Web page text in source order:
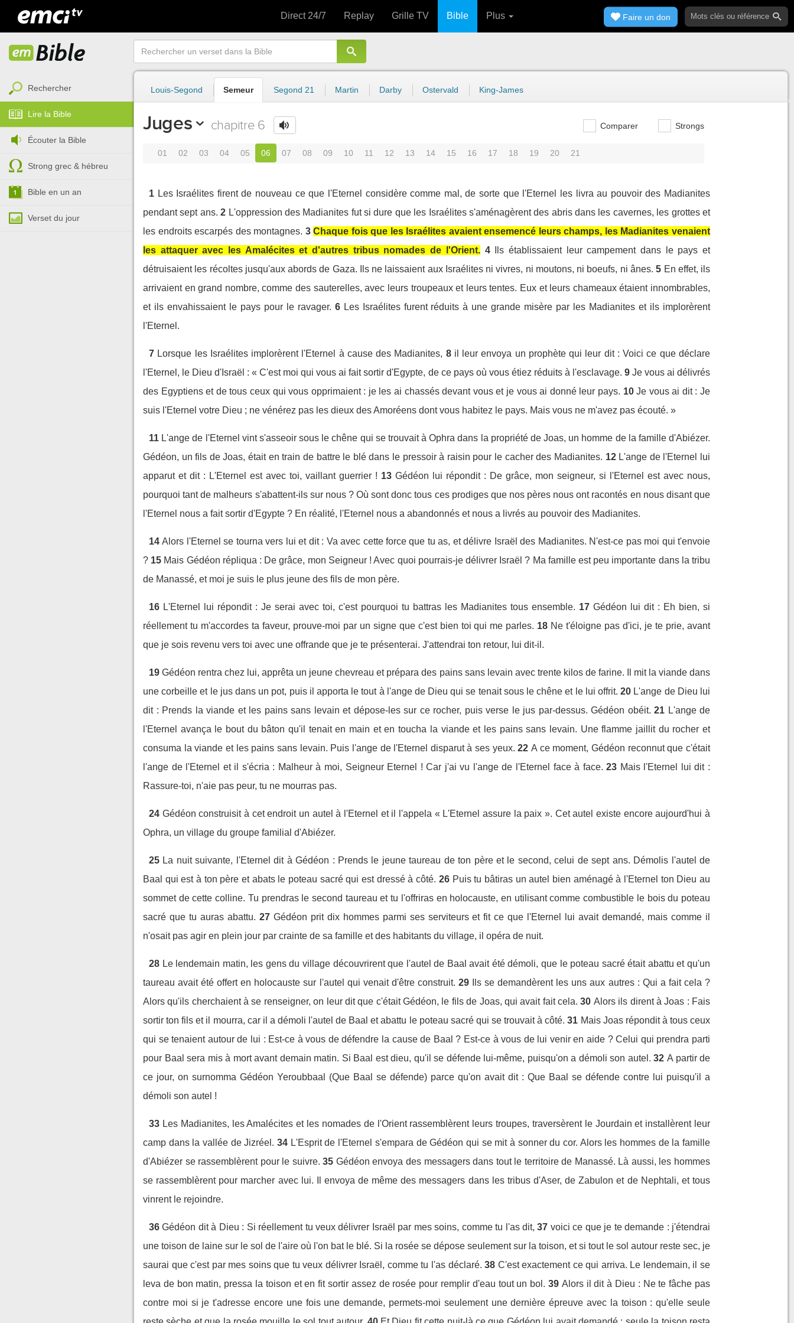
Direct 24/7 Replay Grille TV Bible Plus Faire un don
Rechercher
Lire la Bible
Écouter la Bible
Strong grec & hébreu
Bible en un an
Verset du jour
Louis-Segond Semeur Segond 21 Martin Darby Ostervald King-James
Juges chapitre 6 Comparer Strongs
01 02 03 04 05 06 07 08 09 10 11 12 13 14 15 16 17 18 19 20 21
1 Les Israélites firent de nouveau ce que l'Eternel considère comme mal, de sorte que l'Eternel les livra au pouvoir des Madianites
pendant sept ans. 2 L'oppression des Madianites fut si dure que les Israélites s'aménagèrent des abris dans les cavernes, les grottes et
les endroits escarpés des montagnes. 3 Chaque fois que les Israélites avaient ensemencé leurs champs, les Madianites venaient
les attaquer avec les Amalécites et d'autres tribus nomades de l'Orient. 4
Ils établissaient leur campement dans le pays et
détruisaient les récoltes jusqu'aux abords de Gaza. Ils ne laissaient aux Israélites ni vivres, ni moutons, ni boeufs, ni ânes. 5 En effet, ils
arrivaient en grand nombre, comme des sauterelles, avec leurs troupeaux et leurs tentes. Eux et leurs chameaux étaient innombrables,
et ils envahissaient le pays pour le ravager. 6 Les Israélites furent réduits à une grande misère par les Madianites et ils implorèrent
l'Eternel.
7 Lorsque les Israélites implorèrent l'Eternel à cause des Madianites, 8 il leur envoya un prophète qui leur dit : Voici ce que déclare
l'Eternel, le Dieu d'Israël : « C'est moi qui vous ai fait sortir d'Egypte, de ce pays où vous étiez réduits à l'esclavage. 9 Je vous ai délivrés
des Egyptiens et de tous ceux qui vous opprimaient : je les ai chassés devant vous et je vous ai donné leur pays. 10 Je vous ai dit : Je
suis l'Eternel votre Dieu ; ne vénérez pas les dieux des Amoréens dont vous habitez le pays. Mais vous ne m'avez pas écouté. »
11 L'ange de l'Eternel vint s'asseoir sous le chêne qui se trouvait à Ophra dans la propriété de Joas, un homme de la famille d'Abiézer.
Gédéon, un fils de Joas, était en train de battre le blé dans le pressoir à raisin pour le cacher des Madianites. 12 L'ange de l'Eternel lui
apparut et dit : L'Eternel est avec toi, vaillant guerrier ! 13 Gédéon lui répondit : De grâce, mon seigneur, si l'Eternel est avec nous,
pourquoi tant de malheurs s'abattent-ils sur nous ? Où sont donc tous ces prodiges que nos pères nous ont racontés en nous disant que
l'Eternel nous a fait sortir d'Egypte ? En réalité, l'Eternel nous a abandonnés et nous a livrés au pouvoir des Madianites.
14 Alors l'Eternel se tourna vers lui et dit : Va avec cette force que tu as, et délivre Israël des Madianites. N'est-ce pas moi qui t'envoie
? 15 Mais Gédéon répliqua : De grâce, mon Seigneur ! Avec quoi pourrais-je délivrer Israël ? Ma famille est peu importante dans la tribu
de Manassé, et moi je suis le plus jeune des fils de mon père.
16 L'Eternel lui répondit : Je serai avec toi, c'est pourquoi tu battras les Madianites tous ensemble. 17 Gédéon lui dit : Eh bien, si
réellement tu m'accordes ta faveur, prouve-moi par un signe que c'est bien toi qui me parles. 18 Ne t'éloigne pas d'ici, je te prie, avant
que je sois revenu vers toi avec une offrande que je te présenterai. J'attendrai ton retour, lui dit-il.
19 Gédéon rentra chez lui, apprêta un jeune chevreau et prépara des pains sans levain avec trente kilos de farine. Il mit la viande dans
une corbeille et le jus dans un pot, puis il apporta le tout à l'ange de Dieu qui se tenait sous le chêne et le lui offrit. 20 L'ange de Dieu lui
dit : Prends la viande et les pains sans levain et dépose-les sur ce rocher, puis verse le jus par-dessus. Gédéon obéit. 21 L'ange de
l'Eternel avança le bout du bâton qu'il tenait en main et en toucha la viande et les pains sans levain. Une flamme jaillit du rocher et
consuma la viande et les pains sans levain. Puis l'ange de l'Eternel disparut à ses yeux. 22 A ce moment, Gédéon reconnut que c'était
l'ange de l'Eternel et il s'écria : Malheur à moi, Seigneur Eternel ! Car j'ai vu l'ange de l'Eternel face à face. 23 Mais l'Eternel lui dit :
Rassure-toi, n'aie pas peur, tu ne mourras pas.
24 Gédéon construisit à cet endroit un autel à l'Eternel et il l'appela « L'Eternel assure la paix ». Cet autel existe encore aujourd'hui à
Ophra, un village du groupe familial d'Abiézer.
25 La nuit suivante, l'Eternel dit à Gédéon : Prends le jeune taureau de ton père et le second, celui de sept ans. Démolis l'autel de
Baal qui est à ton père et abats le poteau sacré qui est dressé à côté. 26 Puis tu bâtiras un autel bien aménagé à l'Eternel ton Dieu au
sommet de cette colline. Tu prendras le second taureau et tu l'offriras en holocauste, en utilisant comme combustible le bois du poteau
sacré que tu auras abattu. 27 Gédéon prit dix hommes parmi ses serviteurs et fit ce que l'Eternel lui avait demandé, mais comme il
n'osait pas agir en plein jour par crainte de sa famille et des habitants du village, il opéra de nuit.
28 Le lendemain matin, les gens du village découvrirent que l'autel de Baal avait été démoli, que le poteau sacré était abattu et qu'un
taureau avait été offert en holocauste sur l'autel qui venait d'être construit. 29
Ils se demandèrent les uns aux autres : Qui a fait cela ?
Alors qu'ils cherchaient à se renseigner, on leur dit que c'était Gédéon, le fils de Joas, qui avait fait cela. 30 Alors ils dirent à Joas : Fais
sortir ton fils et il mourra, car il a démoli l'autel de Baal et abattu le poteau sacré qui se trouvait à côté. 31 Mais Joas répondit à tous ceux
qui se tenaient autour de lui : Est-ce à vous de défendre la cause de Baal ? Est-ce à vous de lui venir en aide ? Celui qui prendra parti
pour Baal sera mis à mort avant demain matin. Si Baal est dieu, qu'il se défende lui-même, puisqu'on a démoli son autel. 32 A partir de
ce jour, on surnomma Gédéon Yeroubbaal (Que Baal se défende) parce qu'on avait dit : Que Baal se défende contre lui puisqu'il a
démoli son autel !
33 Les Madianites, les Amalécites et les nomades de l'Orient rassemblèrent leurs troupes, traversèrent le Jourdain et installèrent leur
camp dans la vallée de Jizréel. 34 L'Esprit de l'Eternel s'empara de Gédéon qui se mit à sonner du cor. Alors les hommes de la famille
d'Abiézer se rassemblèrent pour le suivre. 35 Gédéon envoya des messagers dans tout le territoire de Manassé. Là aussi, les hommes
se rassemblèrent pour marcher avec lui. Il envoya de même des messagers dans les tribus d'Aser, de Zabulon et de Nephtali, et tous
vinrent le rejoindre.
36 Gédéon dit à Dieu : Si réellement tu veux délivrer Israël par mes soins, comme tu l'as dit, 37 voici ce que je te demande : j'étendrai
une toison de laine sur le sol de l'aire où l'on bat le blé. Si la rosée se dépose seulement sur la toison, et si tout le sol autour reste sec, je
saurai que c'est par mes soins que tu veux délivrer Israël, comme tu l'as déclaré. 38 C'est exactement ce qui arriva. Le lendemain, il se
leva de bon matin, pressa la toison et en fit sortir assez de rosée pour remplir d'eau tout un bol. 39 Alors il dit à Dieu : Ne te fâche pas
contre moi si je t'adresse encore une fois une demande, permets-moi seulement une dernière épreuve avec la toison : qu'elle seule